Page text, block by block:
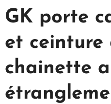
GK porte
et ceinture
chainette